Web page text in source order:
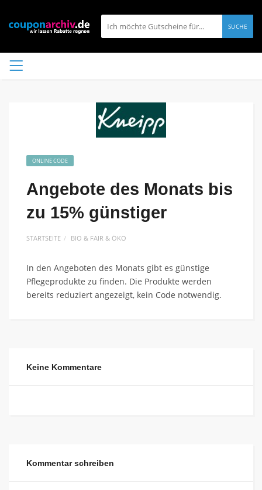
SUCHE
ONLINE CODE
Angebote des Monats bis
zu 15% günstiger
STARTSEITE BIO & FAIR & ÖKO
In den Angeboten des Monats gibt es günstige
Pflegeprodukte zu finden. Die Produkte werden
bereits reduziert angezeigt, kein Code notwendig.
Keine Kommentare
Kommentar schreiben